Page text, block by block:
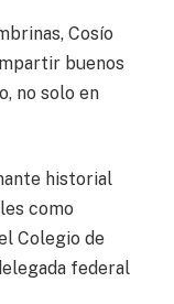
Cosío
buenos
no solo en
historial
como
Colegio de
federal